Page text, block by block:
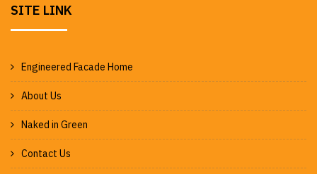
SITE LINK
Engineered Facade Home
About Us
Naked in Green
Contact Us